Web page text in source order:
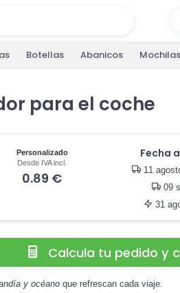
Botellas Abanicos Mochilas
para el coche
Personalizado
Desde IVA incl.
0.89 €
Fecha
11
09
31
Calcula tu pedido y
y océano que refrescan cada viaje.